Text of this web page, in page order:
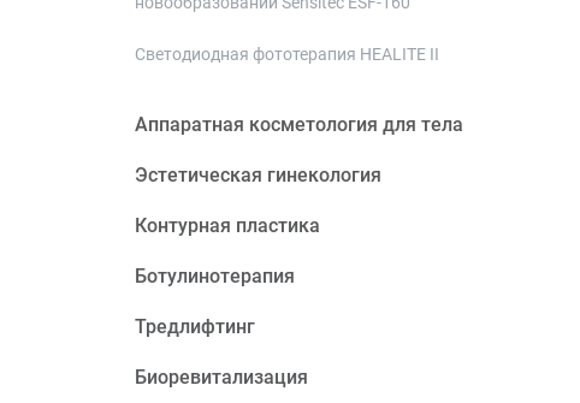
Светодиодная фототерапия HEALITE II
Аппаратная косметология для тела
Эстетическая гинекология
Контурная пластика
Ботулинотерапия
Тредлифтинг
Биоревитализация